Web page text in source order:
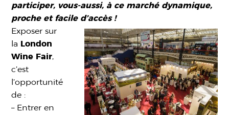
participer, vous-aussi, à ce marché dynamique,
proche et facile d’accès !
Exposer sur
la London
Wine Fair,
c’est
l’opportunité
de :
– Entrer en